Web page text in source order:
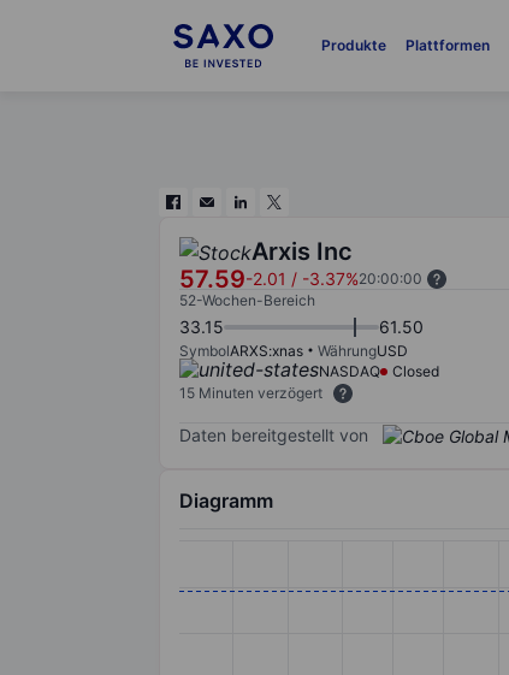
Produkte Plattformen
Arxis Inc
57.59-2.01 / -3.37%20:00:00
52-Wochen-Bereich
33.15 61.50
SymbolARXS:xnas WährungUSD
NASDAQ
Closed
15 Minuten verzögert
Daten bereitgestellt von
Diagramm